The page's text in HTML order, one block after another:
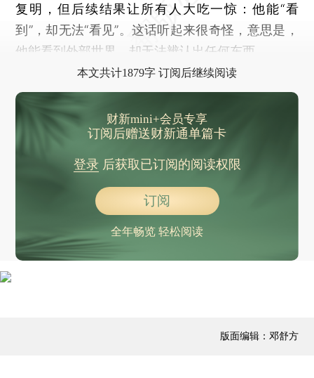
复明，但后续结果让所有人大吃一惊：他能“看
到”，却无法“看见”。这话听起来很奇怪，意思是，
他能看到外部世界，却无法辨认出任何东西。
本文共计1879字 订阅后继续阅读
财新mini+会员专享
订阅后赠送财新通单篇卡
登录后获取已订阅的阅读权限
订阅
全年畅览 轻松阅读
版面编辑：邓舒方